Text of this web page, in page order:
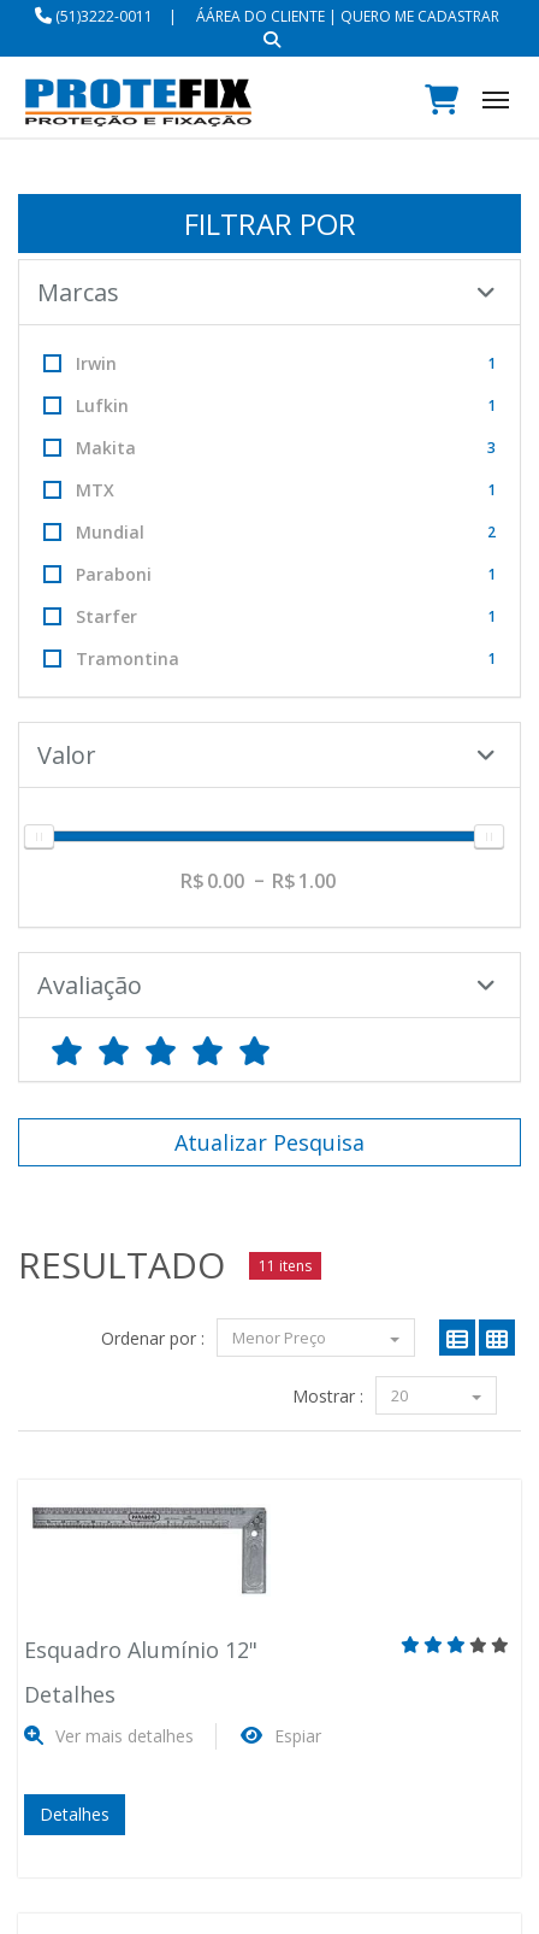
(51)3222-0011 | ÁÁREA DO CLIENTE| QUERO ME CADASTRAR
FILTRAR POR
Marcas
Irwin 1
Lufkin 1
Makita 3
MTX 1
Mundial 2
Paraboni 1
Starfer 1
Tramontina 1
Valor
0.00 1.00
Avaliação
Atualizar Pesquisa
RESULTADO 11 itens
Ordenar por : Menor Preço
Mostrar : 20
Esquadro Alumínio 12"
Detalhes
Ver mais detalhes Espiar
Detalhes